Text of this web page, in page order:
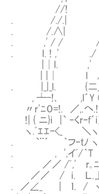
//!
. /./.|
. /.∧| ,.
. ,' / / /| ／ /
. l. ! ,' ./
|│l. ,' r',
| |│ l / ゞ-'
. |_|_l. {二_-ｧ
, ┴-!､ ,l´Y (`t!'
〃r'ﾆ０=!. ／,.へ
!| { ニ}i |` ‐くrｰf´i
ヽ.ﾞｴｴｰ<_ ＼ヽ
. `¨´ ｀フｰtﾉ ヽﾆ
. , ',イﾞ/｀T
. ／／ /ﾞ,' r｡ﾆｆ
／／ / i. Ｌ.⊥!￣
. ／∠_ | ｌ. / ヽ